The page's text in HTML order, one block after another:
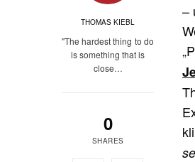
THOMAS KIEBL
"The hardest thing to do
is something that is
close…
0
SHARES
–